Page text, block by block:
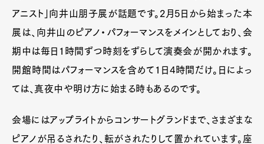
アニスト」向井山朋子展が話題です。2月5日から始まった本
展は、向井山のピアノ・パフォーマンスをメインとしており、会
期中は毎日1時間ずつ時刻をずらして演奏会が開かれます。
開館時間はパフォーマンスを含めて1日4時間だけ。日によっ
ては、真夜中や明け方に始まる時もあるのです。
会場にはアップライトからコンサートグランドまで、さまざまな
ピアノが吊るされたり、転がされたりして置かれています。座